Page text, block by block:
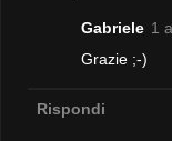
Gabriele 1
Grazie ;-)
Rispondi